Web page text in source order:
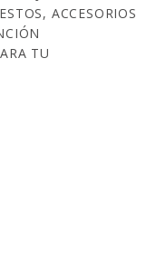
ACCESORIOS
TU